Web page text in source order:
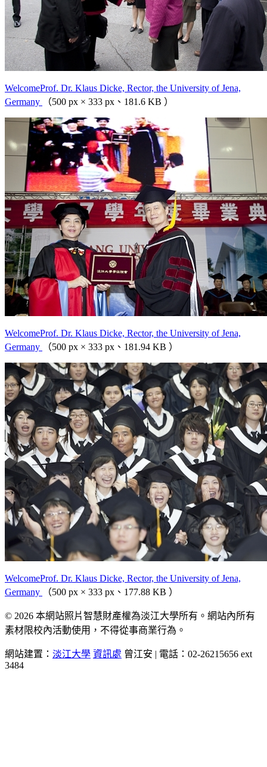
WelcomeProf. Dr. Klaus Dicke, Rector, the University of Jena,
Germany
（500 px × 333 px、181.6 KB ）
WelcomeProf. Dr. Klaus Dicke, Rector, the University of Jena,
Germany
（500 px × 333 px、181.94 KB ）
WelcomeProf. Dr. Klaus Dicke, Rector, the University of Jena,
Germany
（500 px × 333 px、177.88 KB ）
© 2026 本網站照片智慧財產權為淡江大學所有。網站內所有
素材限校內活動使用，不得從事商業行為。
網站建置： 淡江大學 資訊處 曾江安 | 電話：02-26215656 ext
3484